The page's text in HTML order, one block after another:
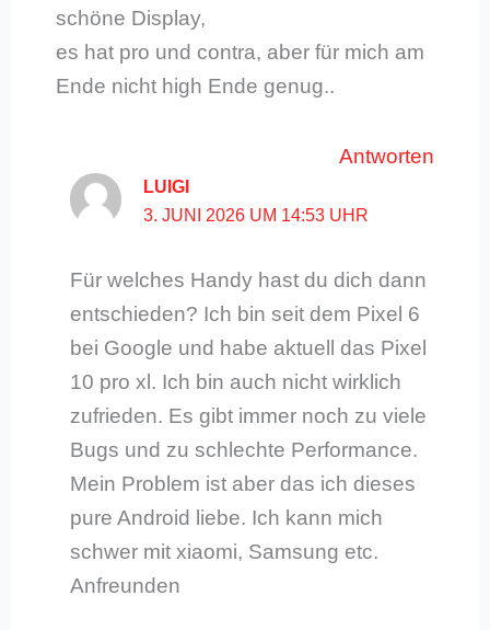
schöne Display,
es hat pro und contra, aber für mich am
Ende nicht high Ende genug..
Antworten
LUIGI
3. JUNI 2026 UM 14:53 UHR
Für welches Handy hast du dich dann
entschieden? Ich bin seit dem Pixel 6
bei Google und habe aktuell das Pixel
10 pro xl. Ich bin auch nicht wirklich
zufrieden. Es gibt immer noch zu viele
Bugs und zu schlechte Performance.
Mein Problem ist aber das ich dieses
pure Android liebe. Ich kann mich
schwer mit xiaomi, Samsung etc.
Anfreunden